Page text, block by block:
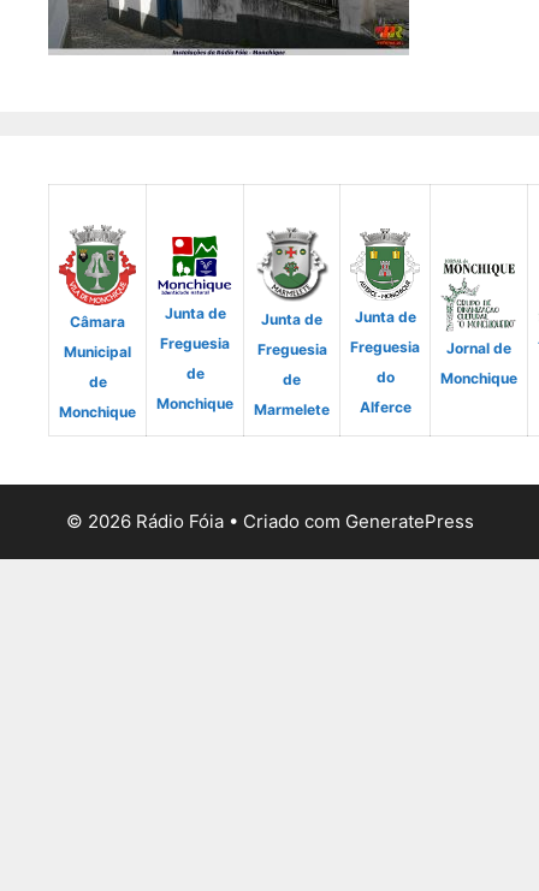
Câmara
Municipal
de
Monchique
Junta de
Freguesia
de
Monchique
Junta de
Freguesia
de
Marmelete
Junta de
Freguesia
do
Alferce
Jornal de
Monchique
© 2026 Rádio Fóia• Criado com GeneratePress